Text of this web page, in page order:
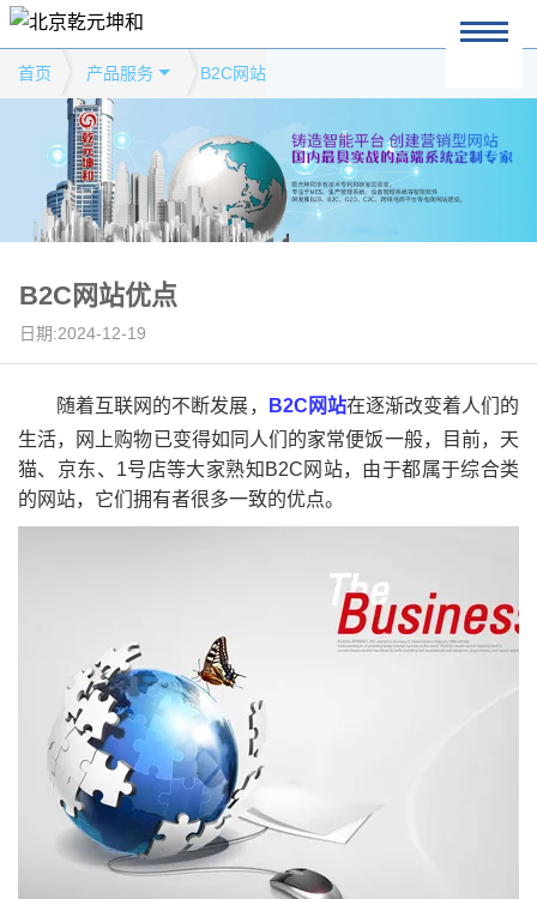
首页 产品服务 B2C网站
B2C网站优点
日期:2024-12-19
随着互联网的不断发展， B2C网站在逐渐改变着人们的
生活，网上购物已变得如同人们的家常便饭一般，目前，天
猫、京东、1号店等大家熟知B2C网站，由于都属于综合类
的网站，它们拥有者很多一致的优点。